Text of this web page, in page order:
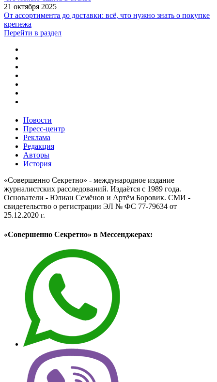
21 октября 2025
От ассортимента до доставки: всё, что нужно знать о покупке
крепежа
Перейти в раздел
Новости
Пресс-центр
Реклама
Редакция
Авторы
История
«Совершенно Секретно» - международное издание
журналистских расследований. Издаётся с 1989 года.
Основатели - Юлиан Семёнов и Артём Боровик. CМИ -
свидетельство о регистрации ЭЛ № ФС 77-79634 от
25.12.2020 г.
«Совершенно Секретно» в Мессенджерах: